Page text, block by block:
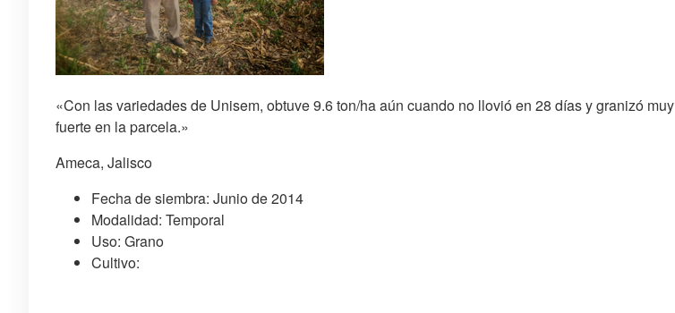
«Con las variedades de Unisem, obtuve 9.6 ton/ha aún cuando no llovió en 28 días y granizó muy
fuerte en la parcela.»
Ameca, Jalisco
Fecha de siembra: Junio de 2014
Modalidad: Temporal
Uso: Grano
Cultivo: